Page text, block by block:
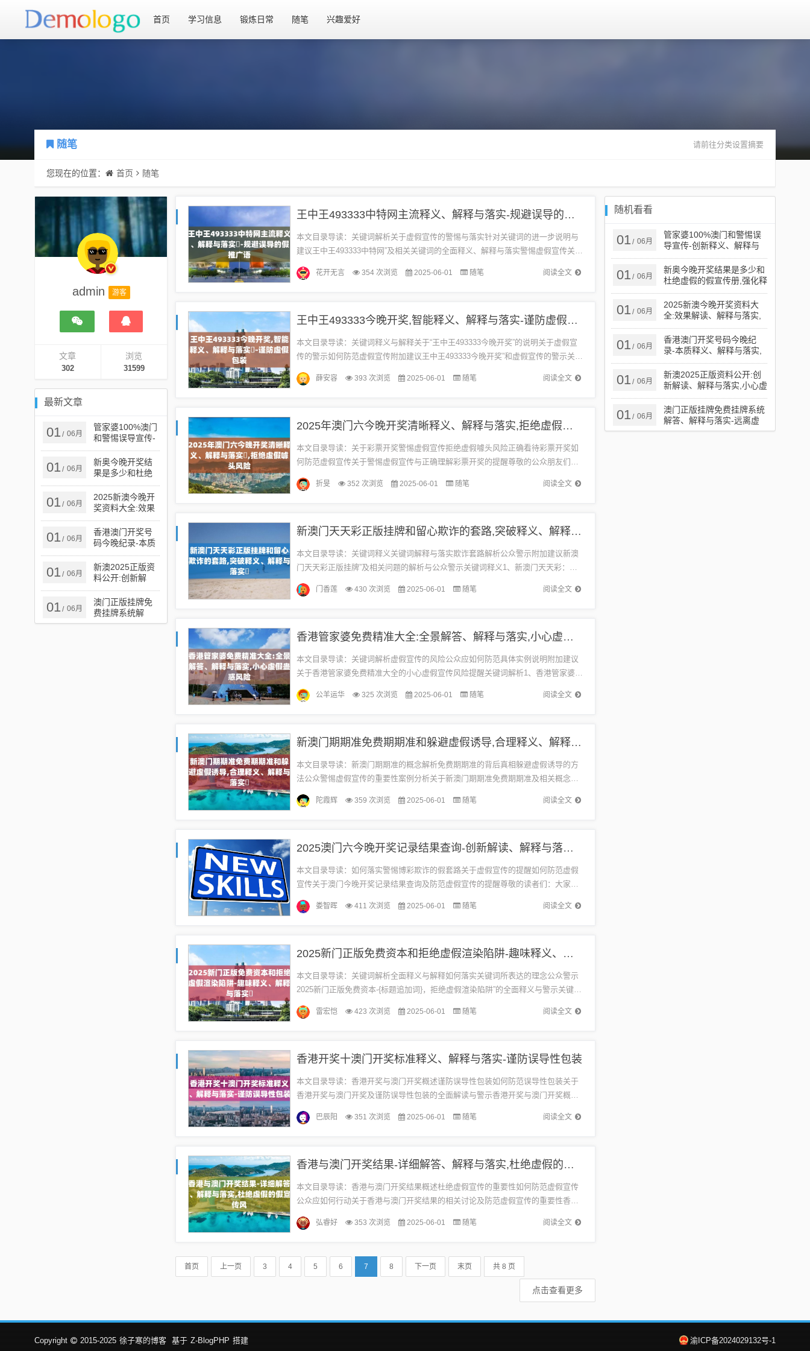
首页 学习信息 锻炼日常 随笔 兴趣爱好
随笔 请前往分类设置摘要
您现在的位置： 首页 随笔
admin 游客
文章
302
浏览
31599
最新文章
01 / 06月
管家婆100%澳门
和警惕误导宣传-
创新释义、解释
与落实​
01 / 06月
新奥今晚开奖结
果是多少和杜绝
虚假的假宣传册,
强化释义、解释
与落实​
01 / 06月
2025新澳今晚开
奖资料大全:效果
解读、解释与落
实,谨防虚假的障
眼法
01 / 06月
香港澳门开奖号
码今晚纪录-本质
释义、解释与落
实,谨防欺诈的假
承诺境
01 / 06月
新澳2025正版资
料公开:创新解
读、解释与落实,
小心虚假鼓吹
01 / 06月
澳门正版挂牌免
费挂牌系统解
答、解释与落实​-
王中王493333中特网主流释义、解释与落实​-规避误导的假推广语
本文目录导读：关键词解析关于虚假宣传的警惕与落实针对关键词的进一步说明与
建议王中王493333中特网”及相关关键词的全面释义、解释与落实警惕虚假宣传关键
词解析1、王中王：此词可能是一个品牌名称或者是一个特定活动的标识...
阅读全文
花开无言 354 次浏览 2025-06-01 随笔
王中王493333今晚开奖,智能释义、解释与落实​-谨防虚假包装
本文目录导读：关键词释义与解释关于“王中王493333今晚开奖”的说明关于虚假宣
传的警示如何防范虚假宣传附加建议王中王493333今晚开奖”和虚假宣传的警示关键
词释义与解释1、王中王：这个词可能指的是某种特定比赛或活...
阅读全文
薛安容 393 次浏览 2025-06-01 随笔
2025年澳门六今晚开奖清晰释义、解释与落实​,拒绝虚假噱头风险
本文目录导读：关于彩票开奖警惕虚假宣传拒绝虚假噱头风险正确看待彩票开奖如
何防范虚假宣传关于警惕虚假宣传与正确理解彩票开奖的提醒尊敬的公众朋友们：
大家好！今天我们来谈谈一个重要的议题——警惕虚假宣传，特别是与彩票开奖
相...
阅读全文
折旻 352 次浏览 2025-06-01 随笔
新澳门天天彩正版挂牌和留心欺诈的套路,突破释义、解释与落实​
本文目录导读：关键词释义关键词解释与落实欺诈套路解析公众警示附加建议新澳
门天天彩正版挂牌”及相关问题的解析与公众警示关键词释义1、新澳门天天彩：这
是一个彩票游戏的名称，涉及到彩票的购买、开奖、兑奖等相关活动。2、正版...
阅读全文
门香莲 430 次浏览 2025-06-01 随笔
香港管家婆免费精准大全:全景解答、解释与落实,小心虚假蛊惑风险
本文目录导读：关键词解析虚假宣传的风险公众应如何防范具体实例说明附加建议
关于香港管家婆免费精准大全的小心虚假宣传风险提醒关键词解析1、香港管家婆：
通常指的是一种在香港地区流行的彩票预测服务或者相关的资讯平台，这类平台...
阅读全文
公羊运华 325 次浏览 2025-06-01 随笔
新澳门期期准免费期期准和躲避虚假诱导,合理释义、解释与落实​
本文目录导读：新澳门期期准的概念解析免费期期准的背后真相躲避虚假诱导的方
法公众警惕虚假宣传的重要性案例分析关于新澳门期期准免费期期准及相关概念的
解释与公众警惕虚假宣传的提醒新澳门期期准的概念解析新澳门期期准是一个涉
及...
阅读全文
陀霞辉 359 次浏览 2025-06-01 随笔
2025澳门六今晚开奖记录结果查询-创新解读、解释与落实,谨防欺诈的假套路
本文目录导读：如何落实警惕博彩欺诈的假套路关于虚假宣传的提醒如何防范虚假
宣传关于澳门今晚开奖记录结果查询及防范虚假宣传的提醒尊敬的读者们：大家
好！针对关键词“澳门六今晚开奖记录结果查询”，在此我要提醒大家，博彩行业本...
阅读全文
娄智晖 411 次浏览 2025-06-01 随笔
2025新门正版免费资本和拒绝虚假渲染陷阱-趣味释义、解释与落实​
本文目录导读：关键词解析全面释义与解释如何落实关键词所表达的理念公众警示
2025新门正版免费资本-{标题追加词}，拒绝虚假渲染陷阱”的全面释义与警示关键词
解析1、2025新门正版：此关键词可能涉及到某种产品或服务的最...
阅读全文
雷宏恺 423 次浏览 2025-06-01 随笔
香港开奖十澳门开奖标准释义、解释与落实-谨防误导性包装
本文目录导读：香港开奖与澳门开奖概述谨防误导性包装如何防范误导性包装关于
香港开奖与澳门开奖及谨防误导性包装的全面解读与警示香港开奖与澳门开奖概述
香港与澳门两地均存在彩票开奖活动，这些彩票为民众提供了参与博彩的机会，
在...
阅读全文
巴辰阳 351 次浏览 2025-06-01 随笔
香港与澳门开奖结果-详细解答、解释与落实,杜绝虚假的假宣传风
本文目录导读：香港与澳门开奖结果概述杜绝虚假宣传的重要性如何防范虚假宣传
公众应如何行动关于香港与澳门开奖结果的相关讨论及防范虚假宣传的重要性香港
与澳门开奖结果概述香港与澳门作为中国的特别行政区，其彩票开奖结果对于广
大...
阅读全文
弘睿好 353 次浏览 2025-06-01 随笔
首页 上一页 3 4 5 6 7 8 下一页 末页 共 8 页
点击查看更多
随机看看
01 / 06月
管家婆100%澳门和警惕误
导宣传-创新释义、解释与
落实​
01 / 06月
新奥今晚开奖结果是多少和
杜绝虚假的假宣传册,强化释
义、解释与落实​
01 / 06月
2025新澳今晚开奖资料大
全:效果解读、解释与落实,
谨防虚假的障眼法
01 / 06月
香港澳门开奖号码今晚纪
录-本质释义、解释与落实,
谨防欺诈的假承诺境
01 / 06月
新澳2025正版资料公开:创
新解读、解释与落实,小心虚
假鼓吹
01 / 06月
澳门正版挂牌免费挂牌系统
解答、解释与落实​-远离虚
假信息
Copyright 2015-2025 徐子寒的博客 基于 Z-BlogPHP 搭建 渝ICP备2024029132号-1